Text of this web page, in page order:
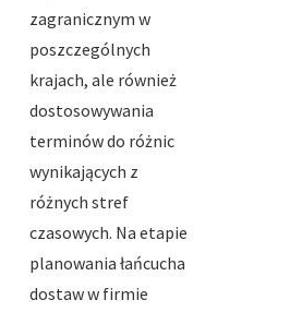
zagranicznym w
poszczególnych
krajach, ale również
dostosowywania
terminów do różnic
wynikających z
różnych stref
czasowych. Na etapie
planowania łańcucha
dostaw w firmie